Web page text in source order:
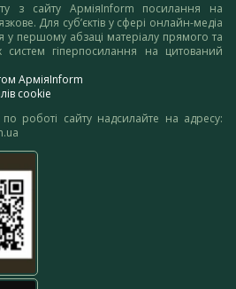
з сайту АрміяInform посилання на
Для суб’єктів у сфері онлайн-медіа
у першому абзаці матеріалу прямого та
систем гіперпосилання на цитований
АрміяInform
cookie
роботі сайту надсилайте на адресу: